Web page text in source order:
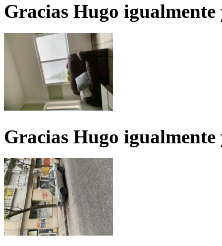
Gracias Hugo igualmente
Gracias Hugo igualmente